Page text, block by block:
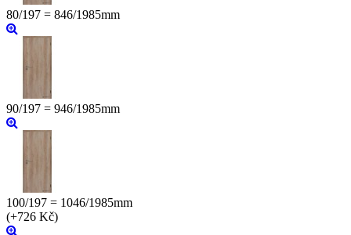
80/197 = 846/1985mm
90/197 = 946/1985mm
100/197 = 1046/1985mm
(+726 Kč)